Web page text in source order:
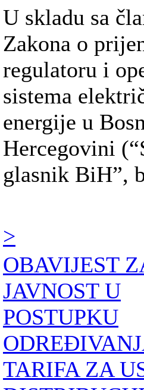
U skladu sa
Zakona o
regulatoru i
sistema
energije u
Hercegovini
glasnik BiH”,
>
OBAVIJEST
JAVNOST U
POSTUPKU
TARIFA ZA